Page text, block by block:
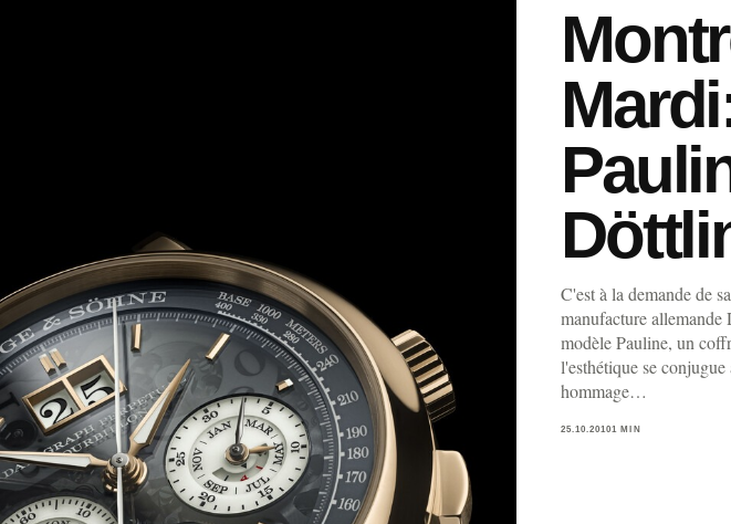
C'est à la demande de
manufacture
modèle Pauline, un
l'esthétique se conjugue
hommage…
25.10.20101 MIN